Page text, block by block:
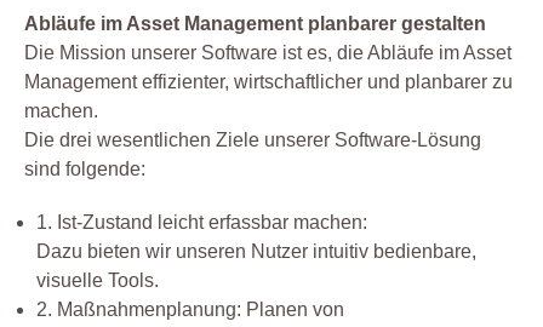
Abläufe im Asset Management planbarer gestalten
Die Mission unserer Software ist es, die Abläufe im Asset
Management effizienter, wirtschaftlicher und planbarer zu
machen.
Die drei wesentlichen Ziele unserer Software-Lösung
sind folgende:
1. Ist-Zustand leicht erfassbar machen:
Dazu bieten wir unseren Nutzer intuitiv bedienbare,
visuelle Tools.
2. Maßnahmenplanung: Planen von